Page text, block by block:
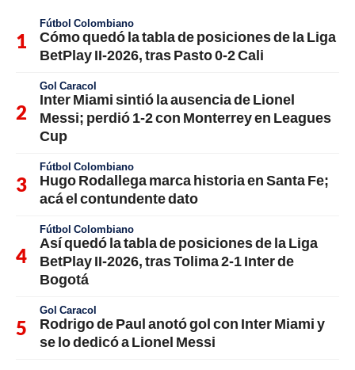
Fútbol Colombiano
Cómo quedó la tabla de posiciones de la Liga
BetPlay II-2026, tras Pasto 0-2 Cali
Gol Caracol
Inter Miami sintió la ausencia de Lionel
Messi; perdió 1-2 con Monterrey en Leagues
Cup
Fútbol Colombiano
Hugo Rodallega marca historia en Santa Fe;
acá el contundente dato
Fútbol Colombiano
Así quedó la tabla de posiciones de la Liga
BetPlay II-2026, tras Tolima 2-1 Inter de
Bogotá
Gol Caracol
Rodrigo de Paul anotó gol con Inter Miami y
se lo dedicó a Lionel Messi